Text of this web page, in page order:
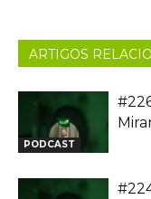
ARTIGOS
PODCAST